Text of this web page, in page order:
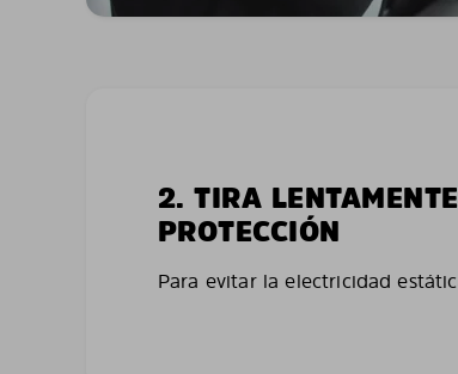
2. TIRA
PROTECCIÓN
Para evitar la electricidad